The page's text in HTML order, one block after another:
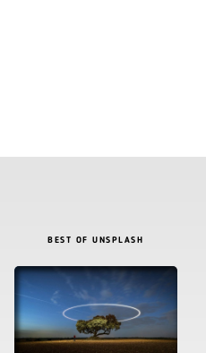
BEST OF UNSPLASH